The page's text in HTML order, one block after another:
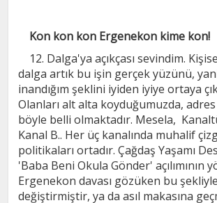
Kon kon kon Ergenekon kime kon!
12. Dalga'ya açıkçası sevindim.
dalga artık bu işin gerçek yüzünü,
inandığım şeklini iyiden iyiye ortaya
Olanları alt alta koyduğumuzda,
böyle belli olmaktadır. Mesela,
Kanal B.. Her üç kanalında muhalif
politikaları ortadır. Çağdaş Yaşamı
'Baba Beni Okula Gönder' açılımının
Ergenekon davası gözüken bu
değiştirmiştir, ya da asıl makasına